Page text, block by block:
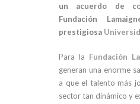
un acuerdo de
Fundación
prestigiosa
Para la Fundación
generan una enorme
a que el talento más
sector tan dinámico y